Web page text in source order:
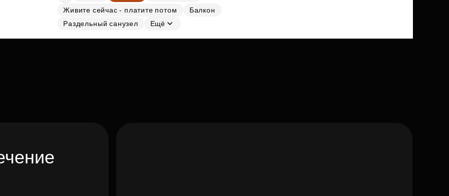
Живите сейчас - платите потом
Балкон
Раздельный санузел
Ещё